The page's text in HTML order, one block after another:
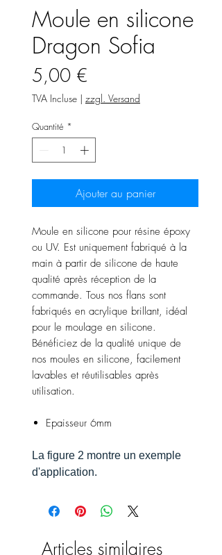
Moule en silicone
Dragon Sofia
5,00 €
TVA Incluse | zzgl. Versand
Quantité *
Ajouter au panier
Moule en silicone pour résine époxy
ou UV. Est uniquement fabriqué à la
main à partir de silicone de haute
qualité après réception de la
commande. Tous nos flans sont
fabriqués en acrylique brillant, idéal
pour le moulage en silicone.
Bénéficiez de la qualité unique de
nos moules en silicone, facilement
lavables et réutilisables après
utilisation.
Epaisseur 6mm
La figure 2 montre un exemple
d'application.
Articles similaires